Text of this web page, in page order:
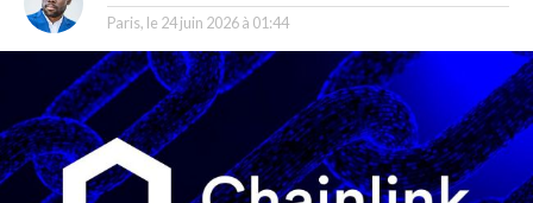
Paris, le 24 juin 2026 à 01:44